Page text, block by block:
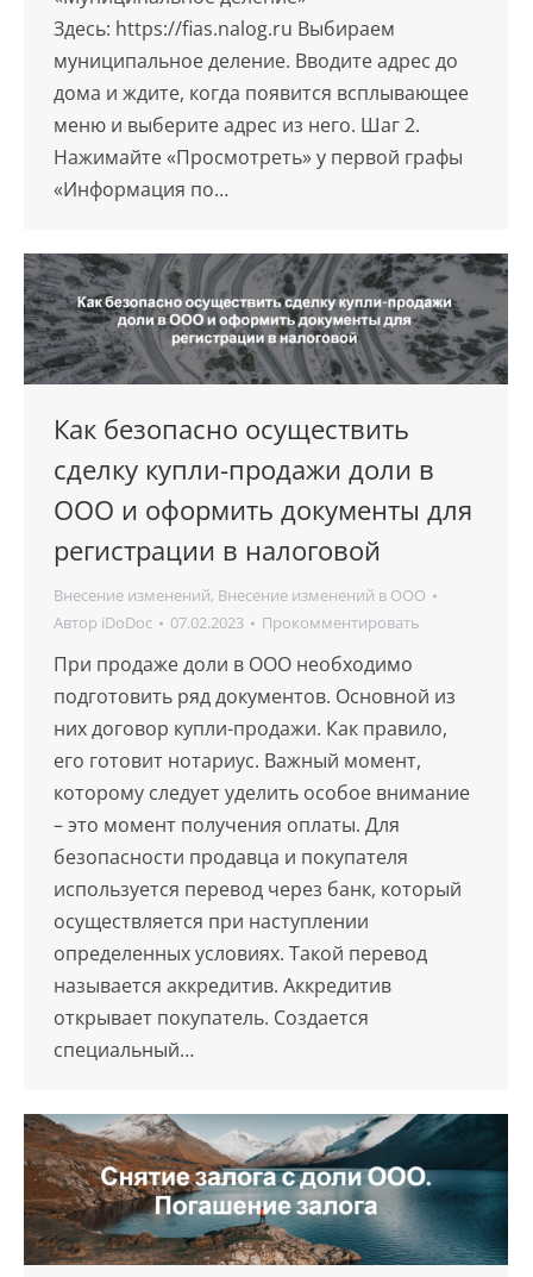
Здесь: https://fias.nalog.ru Выбираем
муниципальное деление. Вводите адрес до
дома и ждите, когда появится всплывающее
меню и выберите адрес из него. Шаг 2.
Нажимайте «Просмотреть» у первой графы
«Информация по…
Как безопасно осуществить
сделку купли-продажи доли в
ООО и оформить документы для
регистрации в налоговой
Внесение изменений, Внесение изменений в ООО
Автор iDoDoc 07.02.2023 Прокомментировать
При продаже доли в ООО необходимо
подготовить ряд документов. Основной из
них договор купли-продажи. Как правило,
его готовит нотариус. Важный момент,
которому следует уделить особое внимание
– это момент получения оплаты. Для
безопасности продавца и покупателя
используется перевод через банк, который
осуществляется при наступлении
определенных условиях. Такой перевод
называется аккредитив. Аккредитив
открывает покупатель. Создается
специальный…